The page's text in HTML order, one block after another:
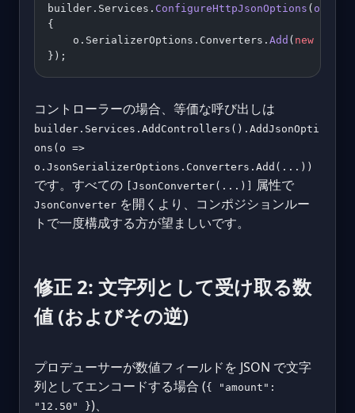
builder.Services. ConfigureHttpJsonOptions ( o
{
    o.SerializerOptions.Converters.
Add ( new
});
コントローラーの場合、等価な呼び出しは
builder.Services.AddControllers().AddJsonOpti
ons(o =>
o.JsonSerializerOptions.Converters.Add(...))
です。すべての [JsonConverter(...)] 属性で
JsonConverter を開くより、コンポジションルー
トで一度構成する方が望ましいです。
修正 2: 文字列として受け取る数
値 (およびその逆)
プロデューサーが数値フィールドを JSON で文字
列としてエンコードする場合 ({ "amount":
"12.50" })、